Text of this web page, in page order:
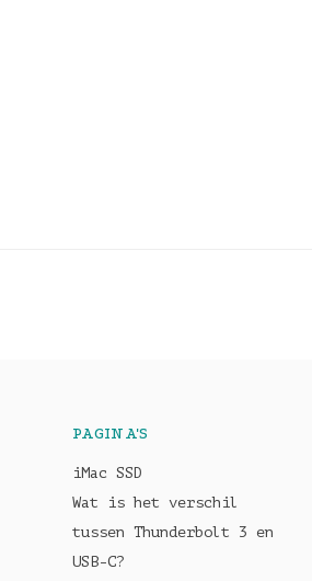
PAGINA'S
iMac SSD
Wat is het verschil
tussen Thunderbolt 3 en
USB-C?